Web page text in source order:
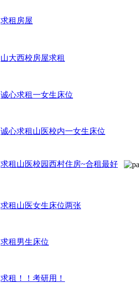
求租房屋
山大西校房屋求租
诚心求租一女生床位
诚心求租山医校内一女生床位
求租山医校园西村住房~合租最好
求租山医女生床位两张
求租男生床位
求租！！考研用！